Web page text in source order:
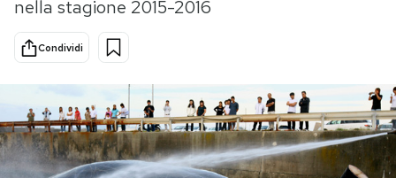
Scienza
Cultura
Economia
Mondiali calcio 2026
PODCAST
nella stagione 2015-2016
Condividi